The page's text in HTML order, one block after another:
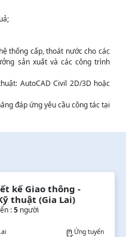
thống cấp, thoát nước cho các
sản xuất và các công trình
AutoCAD Civil 2D/3D hoặc
đáp ứng yêu cầu công tác tại
kế Giao thông -
thuật (Gia Lai)
:5người
Ứng tuyển